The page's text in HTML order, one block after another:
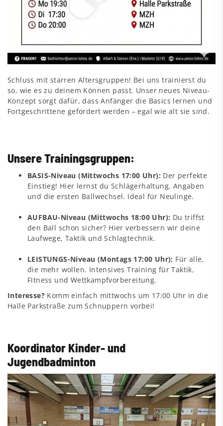
Schluss mit starren Altersgruppen! Bei uns trainierst du
so, wie es zu deinem Können passt. Unser neues Niveau-
Konzept sorgt dafür, dass Anfänger die Basics lernen und
Fortgeschrittene gefordert werden – egal wie alt sie sind.
Unsere Trainingsgruppen:
BASIS-Niveau (Mittwochs 17:00 Uhr): Der perfekte
Einstieg! Hier lernst du Schlägerhaltung, Angaben
und die ersten Ballwechsel. Ideal für Neulinge.
AUFBAU-Niveau (Mittwochs 18:00 Uhr): Du triffst
den Ball schon sicher? Hier verbessern wir deine
Laufwege, Taktik und Schlagtechnik.
LEISTUNGS-Niveau (Montags 17:00 Uhr): Für alle,
die mehr wollen. Intensives Training für Taktik,
Fitness und Wettkampfvorbereitung.
Interesse? Komm einfach mittwochs um 17:00 Uhr in die
Halle Parkstraße zum Schnuppern vorbei!
Koordinator Kinder- und
Jugendbadminton